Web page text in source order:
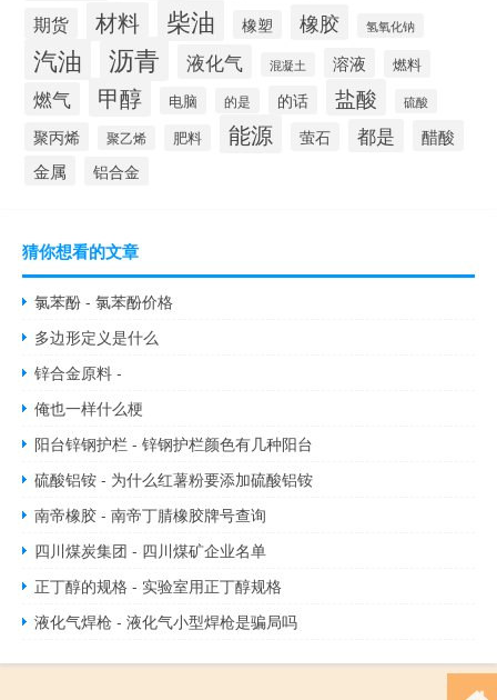
期货 材料 柴油 橡塑 橡胶 氢氧化钠
汽油 沥青 液化气 混凝土 溶液 燃料
燃气 甲醇 电脑 的是 的话 盐酸 硫酸
聚丙烯 聚乙烯 肥料 能源 萤石 都是 醋酸
金属 铝合金
猜你想看的文章
氯苯酚 - 氯苯酚价格
多边形定义是什么
锌合金原料 -
俺也一样什么梗
阳台锌钢护栏 - 锌钢护栏颜色有几种阳台
硫酸铝铵 - 为什么红薯粉要添加硫酸铝铵
南帝橡胶 - 南帝丁腈橡胶牌号查询
四川煤炭集团 - 四川煤矿企业名单
正丁醇的规格 - 实验室用正丁醇规格
液化气焊枪 - 液化气小型焊枪是骗局吗